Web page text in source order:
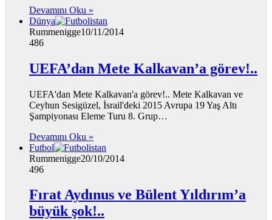
Devamını Oku »
Dünya
Rummenigge10/11/2014
486
UEFA’dan Mete Kalkavan’a görev!..
UEFA'dan Mete Kalkavan'a görev!.. Mete Kalkavan ve
Ceyhun Sesigüzel, İsrail'deki 2015 Avrupa 19 Yaş Altı
Şampiyonası Eleme Turu 8. Grup…
Devamını Oku »
Futbol
Rummenigge20/10/2014
496
Fırat Aydınus ve Bülent Yıldırım’a
büyük şok!..